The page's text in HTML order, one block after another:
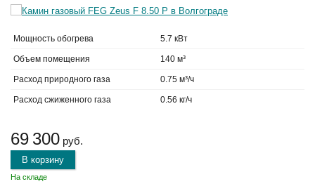
Мощность обогрева 5.7 кВт
Объем помещения 140 м³
Расход природного газа 0.75 м³/ч
Расход сжиженного газа 0.56 кг/ч
69 300 руб.
В корзину
На складе